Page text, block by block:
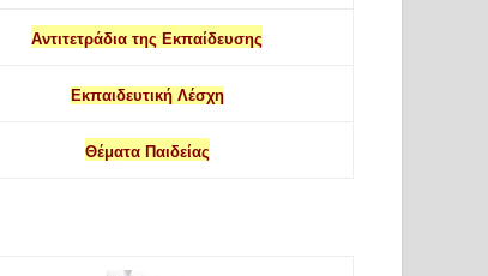
Αντιτετράδια της Εκπαίδευσης
Εκπαιδευτική Λέσχη
Θέματα Παιδείας